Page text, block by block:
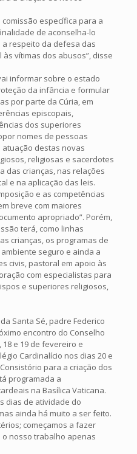
específica para a
de aconselha-lo
a respeito da defesa das
vítimas dos abusos”, disse
informar sobre o estado
da infância e formular
por parte da Cúria, em
episcopais,
dos superiores
nomes de pessoas
destas novas
religiosas e sacerdotes
das crianças, nas relações
e na aplicação das leis.
e as competências
breve com maiores
apropriado”. Porém,
terá, como linhas
crianças, os programas de
seguro e ainda a
civis, pastoral em apoio às
com especialistas para
e superiores religiosos,
Santa Sé, padre Federico
encontro do Conselho
e 19 de fevereiro e
Cardinalício nos dias 20 e
para a criação dos
programada a
na Basílica Vaticana.
dias de atividade do
ainda há muito a ser feito.
começamos a fazer
o nosso trabalho apenas